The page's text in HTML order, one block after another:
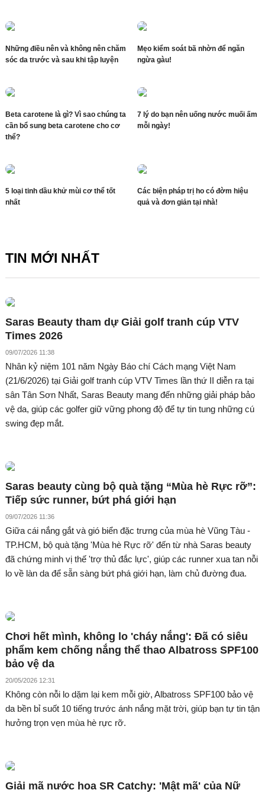
Những điều nên và không nên chăm
sóc da trước và sau khi tập luyện
Mẹo kiểm soát bã nhờn để ngăn
ngừa gàu!
Beta carotene là gì? Vì sao chúng ta
cần bổ sung beta carotene cho cơ
thể?
7 lý do bạn nên uống nước muối ấm
mỗi ngày!
5 loại tinh dầu khử mùi cơ thể tốt
nhất
Các biện pháp trị ho có đờm hiệu
quả và đơn giản tại nhà!
TIN MỚI NHẤT
Saras Beauty tham dự Giải golf tranh cúp VTV
Times 2026
09/07/2026 11:38
Nhân kỷ niệm 101 năm Ngày Báo chí Cách mạng Việt Nam
(21/6/2026) tại Giải golf tranh cúp VTV Times lần thứ II diễn ra tại
sân Tân Sơn Nhất, Saras Beauty mang đến những giải pháp bảo
vệ da, giúp các golfer giữ vững phong độ để tự tin tung những cú
swing đẹp mắt.
Saras beauty cùng bộ quà tặng “Mùa hè Rực rỡ”:
Tiếp sức runner, bứt phá giới hạn
09/07/2026 11:36
Giữa cái nắng gắt và gió biển đặc trưng của mùa hè Vũng Tàu -
TP.HCM, bộ quà tặng 'Mùa hè Rực rỡ' đến từ nhà Saras beauty
đã chứng minh vị thế 'trợ thủ đắc lực', giúp các runner xua tan nỗi
lo về làn da để sẵn sàng bứt phá giới hạn, làm chủ đường đua.
Chơi hết mình, không lo 'cháy nắng': Đã có siêu
phẩm kem chống nắng thể thao Albatross SPF100
bảo vệ da
20/05/2026 12:31
Không còn nỗi lo dặm lại kem mỗi giờ, Albatross SPF100 bảo vệ
da bền bỉ suốt 10 tiếng trước ánh nắng mặt trời, giúp bạn tự tin tận
hưởng trọn vẹn mùa hè rực rỡ.
Giải mã nước hoa SR Catchy: 'Mật mã' của Nữ